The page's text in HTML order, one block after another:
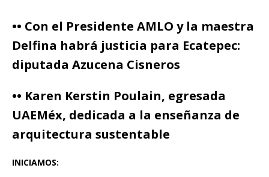
•• Con el Presidente AMLO y la maestra
Delfina habrá justicia para Ecatepec:
diputada Azucena Cisneros
•• Karen Kerstin Poulain, egresada
UAEMéx, dedicada a la enseñanza de
arquitectura sustentable
INICIAMOS: